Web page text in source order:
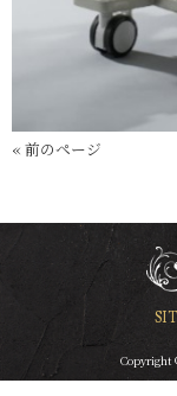
« 前のページ
Copyright